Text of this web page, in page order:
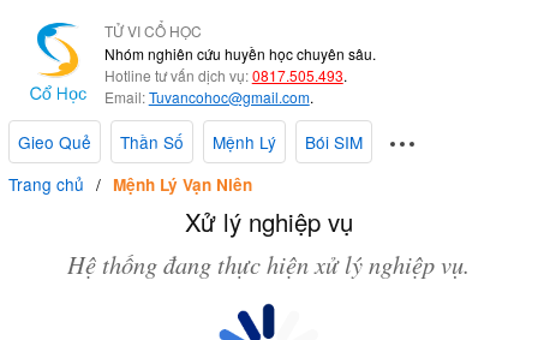
TỬ VI CỔ HỌC
Nhóm nghiên cứu huyền học chuyên sâu.
Hotline tư vấn dịch vụ:0817.505.493.
Email:Tuvancohoc@gmail.com.
Gieo Quẻ Thần Số Mệnh Lý
Bói SIM
Trang chủ
Mệnh Lý Vạn Niên
Xử lý nghiệp vụ
Hệ thống đang thực hiện xử lý nghiệp vụ.